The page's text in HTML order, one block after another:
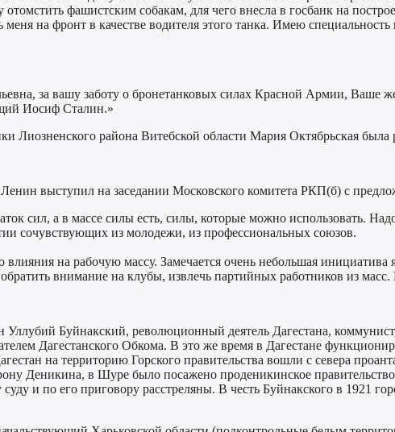
фашистским собакам, для чего внесла в госбанк на
меня на фронт в качестве водителя этого танка. Имею
за вашу заботу о бронетанковых силах Красной Армии, Ваше
Иосиф Сталин.»
Лиозненского района Витебской области Мария Октябрьская
выступил на заседании Московского комитета РКП(б) с
сил, а в массе силы есть, силы, которые можно использовать.
сочувствующих из молодежи, из профессиональных союзов.
на рабочую массу. Замечается очень небольшая
внимание на клубы, извлечь партийных работников из
Уллубий Буйнакский, революционный деятель Дагестана,
Дагестанского Обкома. В это же время в Дагестане
на территорию Горского правительства вошли с севера
Деникина, в Шуре было посажено проденикинское
и по его приговору расстреляны. В честь Буйнакского в 1921